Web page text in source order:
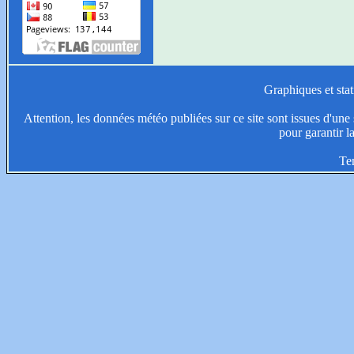
Graphiques et
Attention, les données météo publiées sur ce site sont issues
pour garantir